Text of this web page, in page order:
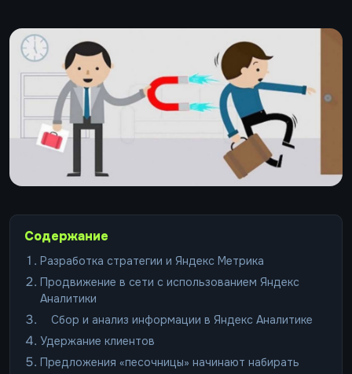
Содержание
Разработка стратегии и Яндекс Метрика
Продвижение в сети с использованием Яндекс
Аналитики
Сбор и анализ информации в Яндекс Аналитике
Удержание клиентов
Предложения «песочницы» начинают набирать